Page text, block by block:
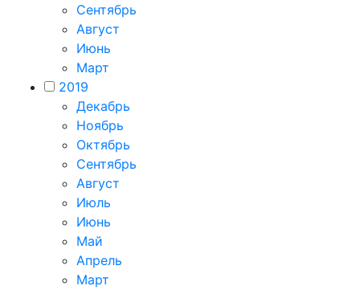
Сентябрь
Август
Июнь
Март
2019
Декабрь
Ноябрь
Октябрь
Сентябрь
Август
Июль
Июнь
Май
Апрель
Март